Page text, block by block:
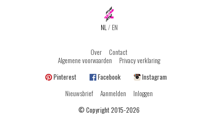
NL/ EN
Over
Contact
Algemene voorwaarden
Privacy verklaring
Pinterest
Facebook
Instagram
Nieuwsbrief
Aanmelden
Inloggen
© Copyright 2015-2026